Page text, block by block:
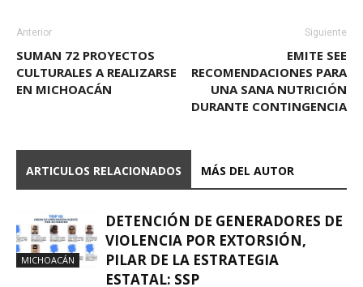
Anterior
SUMAN 72 PROYECTOS
CULTURALES A REALIZARSE
EN MICHOACÁN
Siguiente
EMITE SEE
RECOMENDACIONES PARA
UNA SANA NUTRICIÓN
DURANTE CONTINGENCIA
ARTICULOS RELACIONADOS MÁS DEL AUTOR
MICHOACÁN
DETENCIÓN DE GENERADORES DE
VIOLENCIA POR EXTORSIÓN,
PILAR DE LA ESTRATEGIA
ESTATAL: SSP